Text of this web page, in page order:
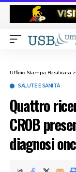
Ufficio Stampa Basilicata >
SALUTE E SANITÀ
Quattro
CROB
diagnosi